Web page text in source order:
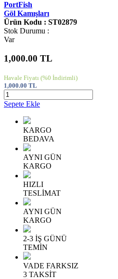
PortFish
Göl Kamışları
Ürün Kodu : ST02879
Stok Durumu :
Var
1,000.00 TL
Havale Fiyatı (%0 İndirimli)
1,000.00 TL
Sepete Ekle
KARGO
BEDAVA
AYNI GÜN
KARGO
HIZLI
TESLİMAT
AYNI GÜN
KARGO
2-3 İŞ GÜNÜ
TEMİN
VADE FARKSIZ
3 TAKSİT